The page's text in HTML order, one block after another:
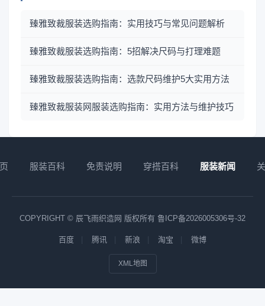
臻雅致裁服装选购指南：实用技巧与常见问题解析
臻雅致裁服装选购指南：5招解决尺码与打理难题
臻雅致裁服装选购指南：选款尺码维护5大实用方法
臻雅致裁服装网服装选购指南：实用方法与维护技巧
服装百科 免责说明 穿搭百科 服装新闻
COPYRIGHT © 辰飞雨织造网 版权所有 鲁ICP备2026005306号-32
百度 腾讯 新浪 淘宝 微博
XML地图